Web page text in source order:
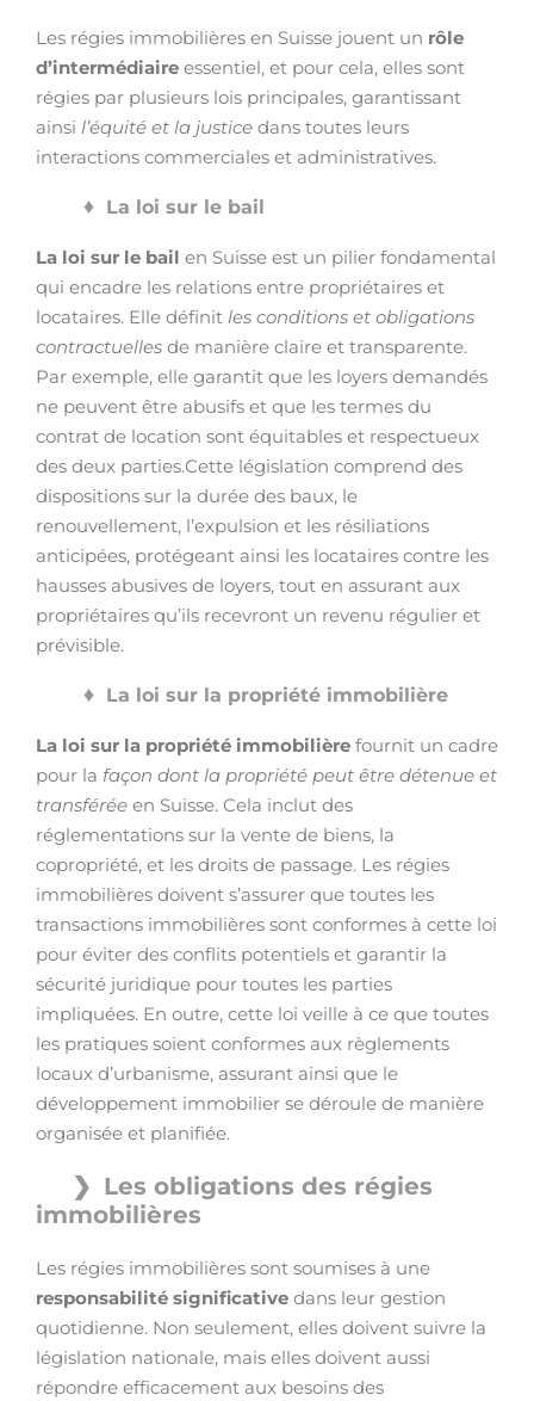
Les régies immobilières en Suisse jouent un rôle
d’intermédiaire essentiel, et pour cela, elles sont
régies par plusieurs lois principales, garantissant
ainsi l’équité et la justice dans toutes leurs
interactions commerciales et administratives.
La loi sur le bail
La loi sur le bail en Suisse est un pilier fondamental
qui encadre les relations entre propriétaires et
locataires. Elle définit les conditions et obligations
contractuelles de manière claire et transparente.
Par exemple, elle garantit que les loyers demandés
ne peuvent être abusifs et que les termes du
contrat de location sont équitables et respectueux
des deux parties.Cette législation comprend des
dispositions sur la durée des baux, le
renouvellement, l’expulsion et les résiliations
anticipées, protégeant ainsi les locataires contre les
hausses abusives de loyers, tout en assurant aux
propriétaires qu’ils recevront un revenu régulier et
prévisible.
La loi sur la propriété immobilière
La loi sur la propriété immobilière fournit un cadre
pour la façon dont la propriété peut être détenue et
transférée en Suisse. Cela inclut des
réglementations sur la vente de biens, la
copropriété, et les droits de passage. Les régies
immobilières doivent s’assurer que toutes les
transactions immobilières sont conformes à cette loi
pour éviter des conflits potentiels et garantir la
sécurité juridique pour toutes les parties
impliquées. En outre, cette loi veille à ce que toutes
les pratiques soient conformes aux règlements
locaux d’urbanisme, assurant ainsi que le
développement immobilier se déroule de manière
organisée et planifiée.
Les obligations des régies
immobilières
Les régies immobilières sont soumises à une
responsabilité significative dans leur gestion
quotidienne. Non seulement, elles doivent suivre la
législation nationale, mais elles doivent aussi
répondre efficacement aux besoins des